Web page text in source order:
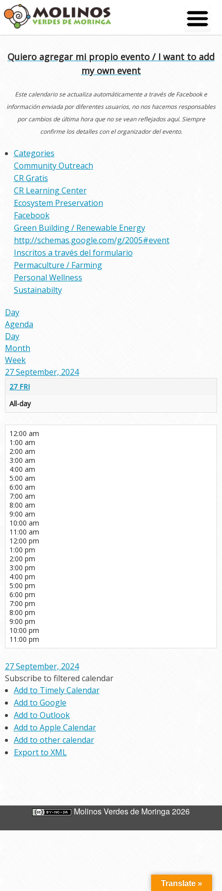
Skip
to
content
Quiero agregar mi propio evento / I want to add
my own event
Este calendario se actualiza automáticamente a través de Facebook e
información enviada por diferentes usuarios, no nos hacemos responsables
por cambios de última hora que no se vean reflejados aquí. Siempre
confirme los detalles con el organizador del evento.
Categories
Community Outreach
CR Gratis
CR Learning Center
Ecosystem Preservation
Facebook
Green Building / Renewable Energy
http://schemas.google.com/g/2005#event
Inscritos a través del formulario
Permaculture / Farming
Personal Wellness
Sustainabilty
Day
Agenda
Day
Month
Week
27 September, 2024
27 FRI
All-day
12:00 am
1:00 am
2:00 am
3:00 am
4:00 am
5:00 am
6:00 am
7:00 am
8:00 am
9:00 am
10:00 am
11:00 am
12:00 pm
1:00 pm
2:00 pm
3:00 pm
4:00 pm
5:00 pm
6:00 pm
7:00 pm
8:00 pm
9:00 pm
10:00 pm
11:00 pm
27 September, 2024
Subscribe to filtered calendar
Add to Timely Calendar
Add to Google
Add to Outlook
Add to Apple Calendar
Add to other calendar
Export to XML
Molinos Verdes de Moringa 2026
Translate »